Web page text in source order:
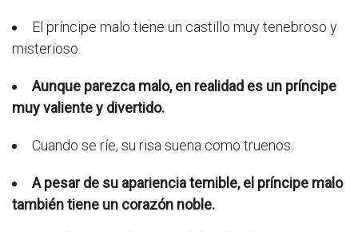
El príncipe malo tiene un castillo muy tenebroso y
misterioso.
Aunque parezca malo, en realidad es un príncipe
muy valiente y divertido.
Cuando se ríe, su risa suena como truenos.
A pesar de su apariencia temible, el príncipe malo
también tiene un corazón noble.